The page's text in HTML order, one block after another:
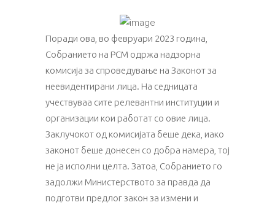
Поради ова, во февруари 2023 година,
Собранието на РСМ одржа надзорна
комисија за спроведување на Законот за
неевидентирани лица. На седницата
учествуваа сите релевантни институции и
организации кои работат со овие лица.
Заклучокот од комисијата беше дека, иако
законот беше донесен со добра намера, тој
не ја исполни целта. Затоа, Собранието го
задолжи Министерството за правда да
подготви предлог закон за измени и